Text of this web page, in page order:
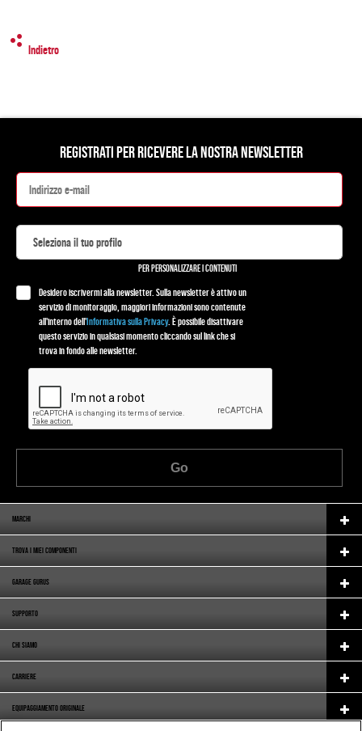
Indietro
REGISTRATI PER RICEVERE LA NOSTRA NEWSLETTER
PER PERSONALIZZARE I CONTENUTI
Desidero iscrivermi alla newsletter. Sulla newsletter è attivo un
servizio di monitoraggio, maggiori informazioni sono contenute
all'interno dell'Informativa sulla Privacy. È possibile disattivare
questo servizio in qualsiasi momento cliccando sul link che si
trova in fondo alle newsletter.
Go
MARCHI
TROVA I MIEI COMPONENTI
GARAGE GURUS
SUPPORTO
CHI SIAMO
CARRIERE
EQUIPAGGIAMENTO ORIGINALE